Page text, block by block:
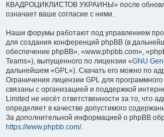
КВАДРОЦИКЛИСТОВ УКРАИНЫ» после
означает ваше согласие с ними.
Наши форумы работают под управлением
для создания конференций phpBB (в
обеспечение phpBB», «www.phpbb.com»,
Teams»), выпущенного по лицензии «GNU
дальнейшем «GPL»). Скачать его можно по
Ограничения лицензии GPL для
связаны с организацией и поддержкой
Limited не несёт ответственности за то, что
определяет в качестве допустимого
За дополнительной информацией о phpBB
https://www.phpbb.com/.